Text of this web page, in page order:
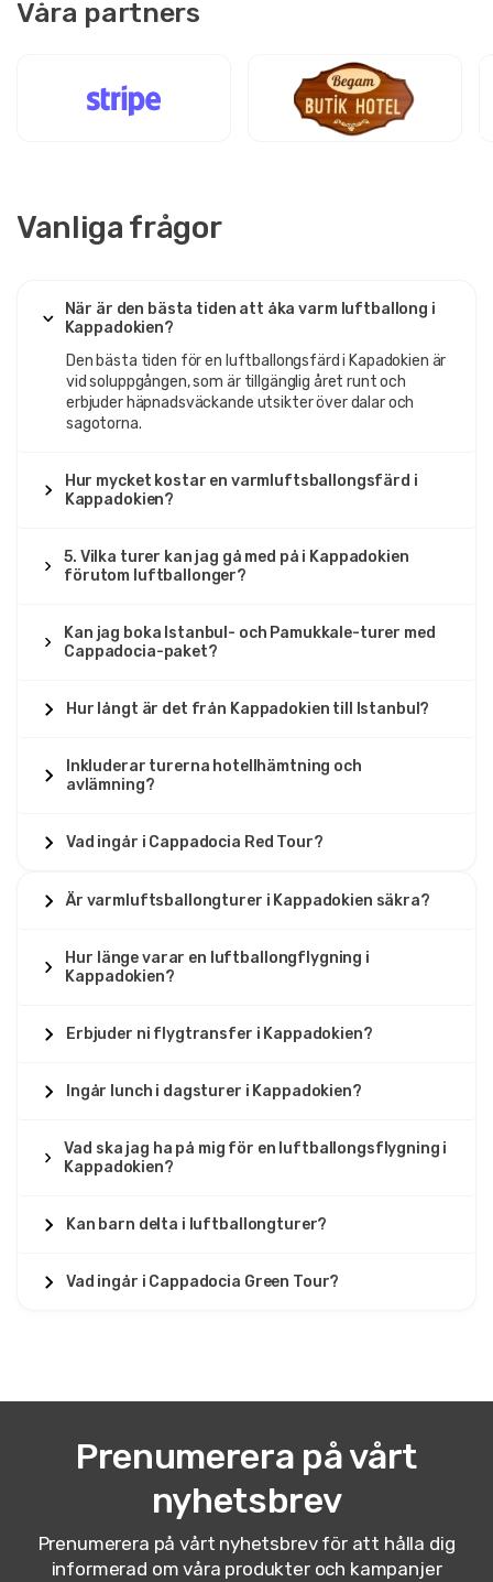
Våra partners
Vanliga frågor
När är den bästa tiden att åka varm luftballong i
Kappadokien?
Den bästa tiden för en luftballongsfärd i Kapadokien är
vid soluppgången, som är tillgänglig året runt och
erbjuder häpnadsväckande utsikter över dalar och
sagotorna.
Hur mycket kostar en varmluftsballongsfärd i
Kappadokien?
5. Vilka turer kan jag gå med på i Kappadokien
förutom luftballonger?
Kan jag boka Istanbul- och Pamukkale-turer med
Cappadocia-paket?
Hur långt är det från Kappadokien till Istanbul?
Inkluderar turerna hotellhämtning och
avlämning?
Vad ingår i Cappadocia Red Tour?
Är varmluftsballongturer i Kappadokien säkra?
Hur länge varar en luftballongflygning i
Kappadokien?
Erbjuder ni flygtransfer i Kappadokien?
Ingår lunch i dagsturer i Kappadokien?
Vad ska jag ha på mig för en luftballongsflygning i
Kappadokien?
Kan barn delta i luftballongturer?
Vad ingår i Cappadocia Green Tour?
Prenumerera på vårt
nyhetsbrev
Prenumerera på vårt nyhetsbrev för att hålla dig
informerad om våra produkter och kampanjer